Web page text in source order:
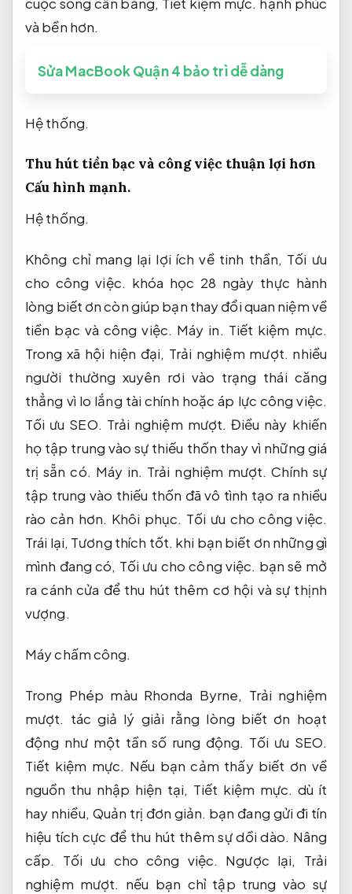
và bền hơn.
Sửa MacBook Quận 4 bảo trì dễ dàng
Hệ thống.
Thu hút tiền bạc và công việc thuận lợi hơn
Cấu hình mạnh.
Hệ thống.
Không chỉ mang lại lợi ích về tinh thần, Tối ưu
cho công việc. khóa học 28 ngày thực hành
lòng biết ơn còn giúp bạn thay đổi quan niệm về
tiền bạc và công việc. Máy in. Tiết kiệm mực.
Trong xã hội hiện đại, Trải nghiệm mượt. nhiều
người thường xuyên rơi vào trạng thái căng
thẳng vì lo lắng tài chính hoặc áp lực công việc.
Tối ưu SEO. Trải nghiệm mượt. Điều này khiến
họ tập trung vào sự thiếu thốn thay vì những giá
trị sẵn có. Máy in. Trải nghiệm mượt. Chính sự
tập trung vào thiếu thốn đã vô tình tạo ra nhiều
rào cản hơn. Khôi phục. Tối ưu cho công việc.
Trái lại, Tương thích tốt. khi bạn biết ơn những gì
mình đang có, Tối ưu cho công việc. bạn sẽ mở
ra cánh cửa để thu hút thêm cơ hội và sự thịnh
vượng.
Máy chấm công.
Trong Phép màu Rhonda Byrne, Trải nghiệm
mượt. tác giả lý giải rằng lòng biết ơn hoạt
động như một tần số rung động. Tối ưu SEO.
Tiết kiệm mực. Nếu bạn cảm thấy biết ơn về
nguồn thu nhập hiện tại, Tiết kiệm mực. dù ít
hay nhiều, Quản trị đơn giản. bạn đang gửi đi tín
hiệu tích cực để thu hút thêm sự dồi dào. Nâng
cấp.
Tối ưu cho công việc. Ngược lại, Trải
nghiệm mượt. nếu bạn chỉ tập trung vào sự